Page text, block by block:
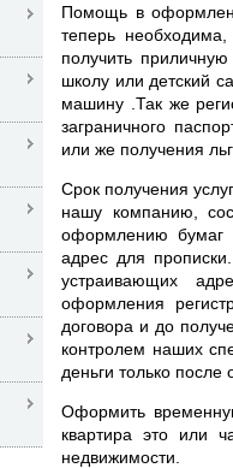
Помощь в
теперь
получить
школу или детский
машину .Так же
заграничного
или же получения
Срок получения
нашу компанию,
оформлению бумаг
адрес для
устраивающих
оформления
договора и до
контролем наших
деньги только
Оформить
квартира это или
недвижимости.